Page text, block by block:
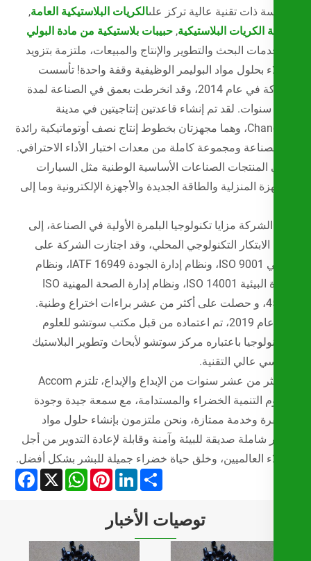
ذات تقنية عالية تركز على الكريات البلاستيكية العامة,
الكريات البلاستيكية,حبيبات بلاستيكية من مادة البولي
البحث والتطوير والإنتاج والمبيعات، ملتزمة بتزويد
بحلول مواد البوليمر الوظيفية وقفة واحدة! تأسست
الشركة في عام 2014، وقد انخرطت بعمق في الصناعة لمدة
لقد تم إنشاء قاعدتين إنتاجيتين في مدينة
Changshu، وهما مجهزتان بخطوط إنتاج نصف أوتوماتيكية رائدة
ومجموعة كاملة من معدات اختبار الأداء الاحترافي.
الصناعات الأساسية الوطنية مثل السيارات
المنزلية والطاقة الجديدة والأجهزة الإلكترونية وما إلى
مزايا تكنولوجيا البلمرة الأولية في الصناعة، إلى
التكنولوجي المحلي، وقد اجتازت الشركة على
التوالي ISO 9001، ونظام إدارة الجودة IATF 16949، ونظام
الإدارة البيئية ISO 14001، ونظام إدارة الصحة المهنية ISO
45001، و حصلت على أكثر من عشر براءات اختراع وطنية.
وفي عام 2019، تم اعتماده من قبل مكتب سوتشو للعلوم
باعتباره مركز سوتشو لأبحاث وتطوير البلاستيك
عالي التقنية.
مع أكثر من عشر سنوات من الإبداع والإبداع، تلتزم Accom
التنمية الخضراء والمستدامة، مع سمعة جيدة وجودة
وخدمة ممتازة، ونحن ملتزمون بإنشاء حلول مواد
شاملة صديقة للبيئة وآمنة وقابلة لإعادة التدوير من أجل
العالميين، وخلق حياة خضراء جميلة للبشر بشكل أفضل.
Facebook
X
WhatsAppPinterestLinkedIn
توصيات الأخبار